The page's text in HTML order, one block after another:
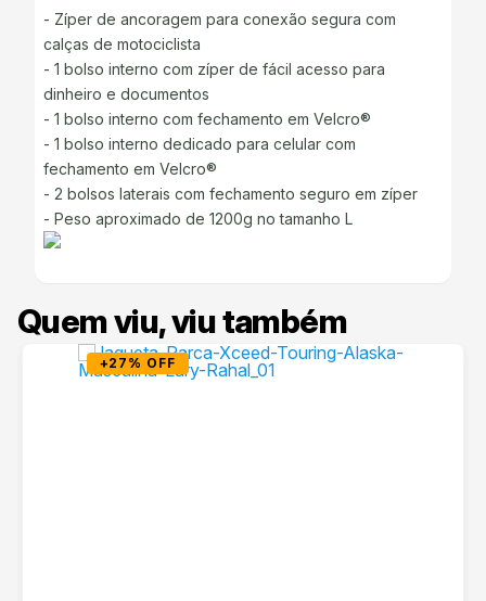
- Zíper de ancoragem para conexão segura com
calças de motociclista
- 1 bolso interno com zíper de fácil acesso para
dinheiro e documentos
- 1 bolso interno com fechamento em Velcro®
- 1 bolso interno dedicado para celular com
fechamento em Velcro®
- 2 bolsos laterais com fechamento seguro em zíper
- Peso aproximado de 1200g no tamanho L
Quem viu, viu também
+27% OFF